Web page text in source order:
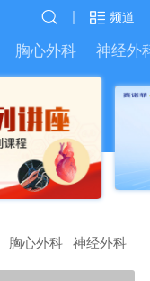
| 频道
胸心外科 神经外
胸心外科 神经外科